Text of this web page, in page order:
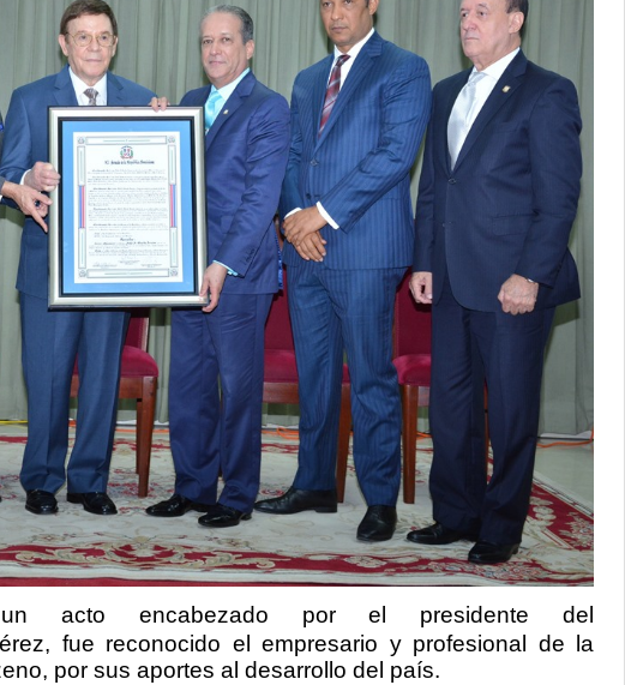
acto encabezado por el presidente del
fue reconocido el empresario y profesional de la
por sus aportes al desarrollo del país.